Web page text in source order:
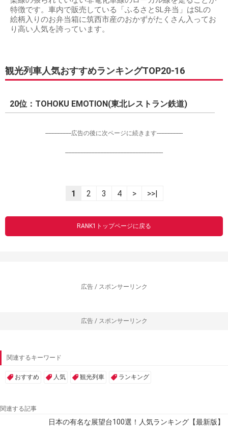
特徴です。車内で販売している「ふるさとSL弁当」はSLの
絵柄入りのお弁当箱に筑西市産のおかずがたくさん入ってお
り高い人気を誇っています。
観光列車人気おすすめランキングTOP20-16
20位：TOHOKU EMOTION(東北レストラン鉄道)
-----------------広告の後に次ページに続きます-----------------
----------------------------------------------------------------
1 2 3 4 > >>|
RANK1トップページに戻る
広告 / スポンサーリンク
広告 / スポンサーリンク
関連するキーワード
おすすめ 人気 観光列車 ランキング
関連する記事
日本の有名な展望台100選！人気ランキング【最新版】